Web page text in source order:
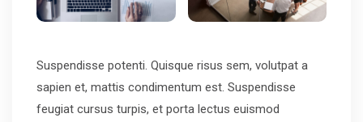
Suspendisse potenti. Quisque risus sem, volutpat a
sapien et, mattis condimentum est. Suspendisse
feugiat cursus turpis, et porta lectus euismod